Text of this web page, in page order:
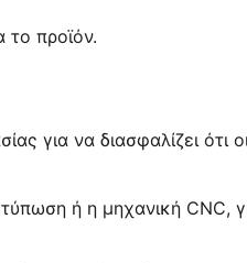
το προϊόν.
για να διασφαλίζει ότι
ή η μηχανική CNC,